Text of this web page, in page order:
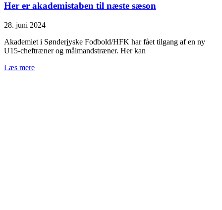
Her er akademistaben til næste sæson
28. juni 2024
Akademiet i Sønderjyske Fodbold/HFK har fået tilgang af en ny
U15-cheftræner og målmandstræner. Her kan
Læs mere